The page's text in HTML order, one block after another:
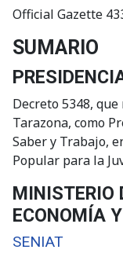
Official Gazette
SUMARIO
Decreto 5348,
Tarazona, como
Saber y Trabajo,
Popular para la
MINISTERIO
ECONOMÍA
SENIAT